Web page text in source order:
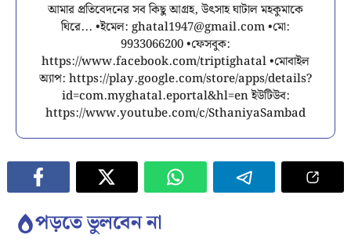
আমার প্রতিবেদনের সব কিছু আগ্রহ, উৎসাহ ঘাটাল মহকুমাকে
ঘিরে... •ইমেল: ghatal1947@gmail.com•মো:
9933066200 •ফেসবুক:
https://www.facebook.com/triptighatal •মোবাইল
অ্যাপ: https://play.google.com/store/apps/details?
id=com.myghatal.eportal&hl=en ইউটিউব:
https://www.youtube.com/c/SthaniyaSambad
পড়তে ভুলবেন না